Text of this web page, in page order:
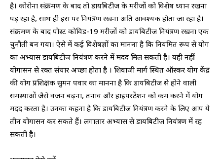
है। कोरोना संक्रमण के बाद तो डायबिटीज के मरीजों को विशेष ध्यान रखना
पड़ रहा है, साथ ही इस पर नियंत्रण रखना अति आवश्यक होता जा रहा है।
संक्रमण के बाद पोस्ट कोविड-19 मरीजों को डायबिटीज नियंत्रण रखना एक
चुनौती बन गया। ऐसे में कई विशेषज्ञों का मानना ​​है कि नियमित रूप से योग
का अभ्यास डायबिटीज नियंत्रण करने में मदद मिल सकती है। यही नहीं
योगासन से रक्त संचार अच्छा होता है । शिवाजी मार्ग स्थित ऑस्कर योग केंद्र
की योग प्रशिक्षक सुमन पवार का मानना है कि डायबिटीज से होने वाली
समस्याओं जैसे वजन बढ़ना, तनाव और हाइपरटेंशन को कम करने में योग
मदद करता है। उनका कहना है कि डायबिटीज नियंत्रण करने के लिए आप ये
तीन योगासन कर सकते हैं। लगातार अभ्यास से डायबिटीज नियंत्रण में रह
सकती है।